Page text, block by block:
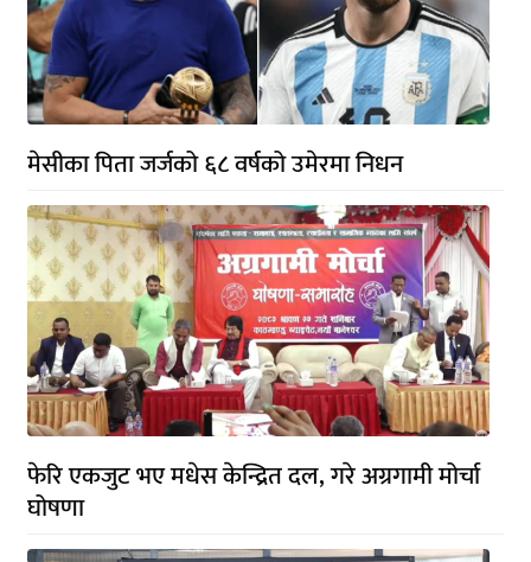
मेसीका पिता जर्जको ६८ वर्षको उमेरमा निधन
फेरि एकजुट भए मधेस केन्द्रित दल, गरे अग्रगामी मोर्चा
घोषणा